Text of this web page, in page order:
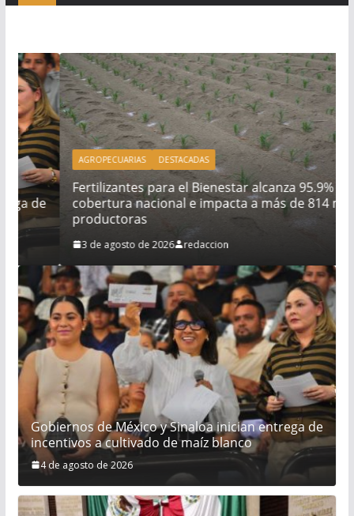
AGROPECUARIAS DESTACADAS
Fertilizantes para el Bienestar alcanza 95.9% de
cobertura nacional e impacta a más de 814 mil
productoras
3 de agosto de 2026 redaccion
Gobiernos de México y Sinaloa inician entrega de
incentivos a cultivado de maíz blanco
4 de agosto de 2026